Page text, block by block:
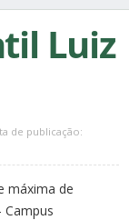
Luiz
de publicação:
máxima de